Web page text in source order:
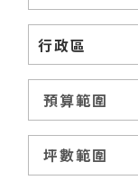
行政區